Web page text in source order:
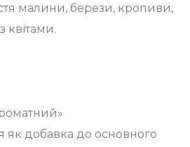
малини, берези, кропиви,
квітами.
як добавка до основного